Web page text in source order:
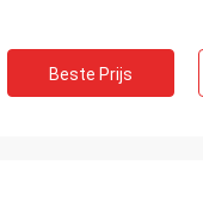
Beste Prijs